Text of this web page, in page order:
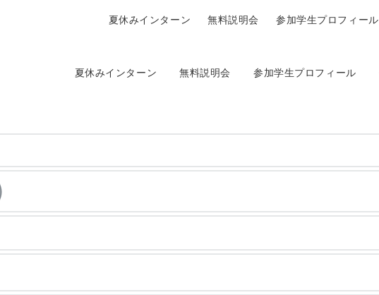
夏休みインターン 無料説明会 参加学生プロフィール
夏休みインターン 無料説明会 参加学生プロフィール